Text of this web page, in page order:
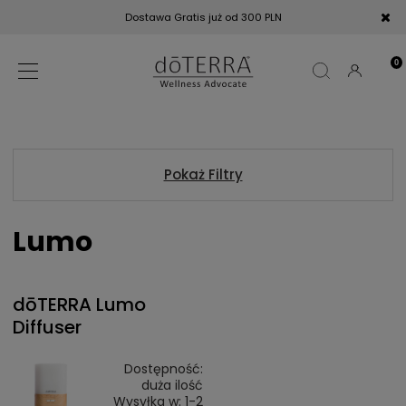
Dostawa Gratis już od 300 PLN
Pokaż Filtry
Lumo
dōTERRA Lumo
Diffuser
Dostępność:
duża ilość
Wysyłka w: 1-2